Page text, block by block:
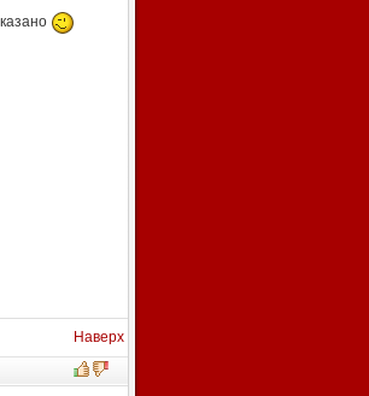
Наверх